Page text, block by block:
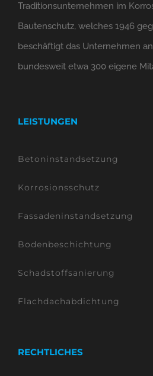
Traditionsunternehmen im
Bautenschutz, welches 1946
beschäftigt das Unternehmen
bundesweit etwa 300 eigene
LEISTUNGEN
Betoninstandsetzung
Korrosionsschutz
Fassadeninstandsetzung
Bodenbeschichtung
Schadstoffsanierung
Flachdachabdichtung
RECHTLICHES